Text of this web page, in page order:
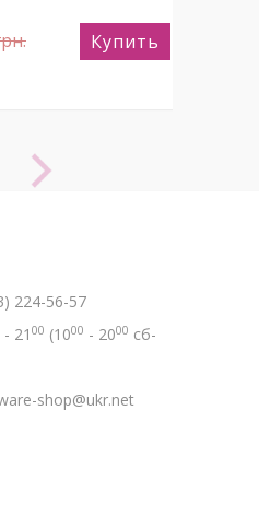
Купить
224-56-57
- 21 00 (1000 - 2000 сб-
shop@ukr.net